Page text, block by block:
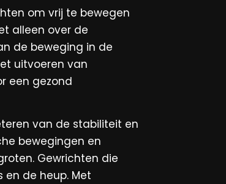
om vrij te bewegen
alleen over de
de beweging in de
uitvoeren van
een gezond
van de stabiliteit en
bewegingen en
Gewrichten die
en de heup. Met